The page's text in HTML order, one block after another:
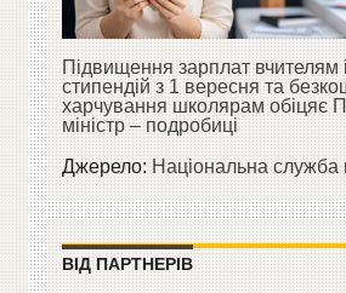
Підвищення зарплат вчителям
стипендій з 1 вересня та
харчування школярам обіцяє
міністр – подробиці
Джерело:Національна служба
ВІД ПАРТНЕРІВ